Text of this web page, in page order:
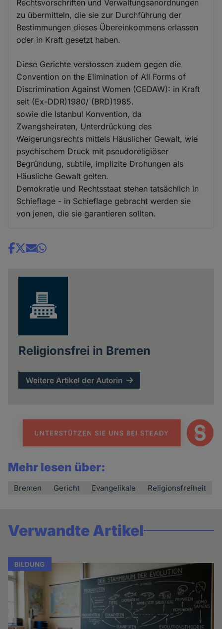
Rechtsvorschriften und Verwaltungsanordnungen
zu übermitteln, die sie zur Durchführung der
Bestimmungen dieses Übereinkommens erlassen
oder in Kraft gesetzt haben.
Diese Gerichte verstossen zudem gegen die
Convention on the Elimination of All Forms of
Discrimination Against Women (CEDAW): in Kraft
seit (Ex-DDR)1980/ (BRD)1985.
sowie die Istanbul Konvention, da
Zwangsheiraten, Unterdrückung des
Weigerungsrechts mittels Häuslicher Gewalt, wie
psychischem Druck mit pseudoreligiöser
Begründung, subtile, implizite Drohungen als
Häusliche Gewalt gelten.
Demokratie und Rechtsstaat stehen tatsächlich in
Schieflage - in Schieflage gebracht werden sie
von jenen, die sie garantieren sollten.
Share
Religionsfrei in Bremen
Weitere Artikel der Autorin
Mehr lesen über:
Bremen Gericht Evangelikale Religionsfreiheit
Verwandte Artikel
BILDUNG